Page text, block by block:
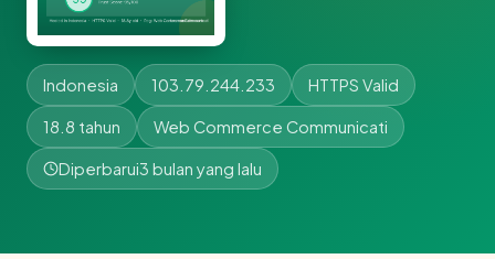
Indonesia 103.79.244.233 HTTPS Valid
18.8 tahun Web Commerce Communicati
Diperbarui3 bulan yang lalu